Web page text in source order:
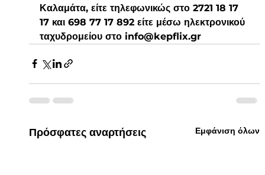
Καλαμάτα, είτε τηλεφωνικώς στο 2721 18 17
17 και 698 77 17 892 είτε μέσω ηλεκτρονικού
ταχυδρομείου στο info@kepflix.gr
Πρόσφατες αναρτήσεις Εμφάνιση όλων